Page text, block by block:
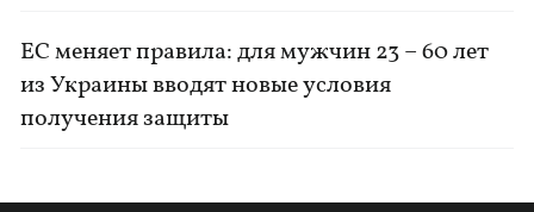
ЕС меняет правила: для мужчин 23 – 60 лет
из Украины вводят новые условия
получения защиты